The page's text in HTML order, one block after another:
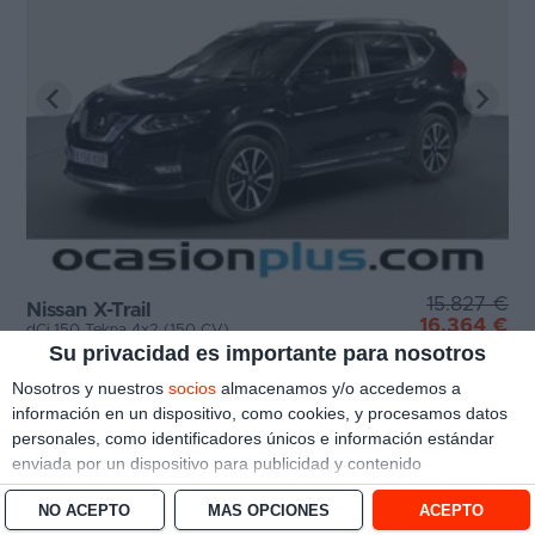
Su privacidad es importante para nosotros
Nosotros y nuestros socios almacenamos y/o accedemos a
información en un dispositivo, como cookies, y procesamos datos
personales, como identificadores únicos e información estándar
enviada por un dispositivo para publicidad y contenido
personalizado, medición de publicidad y contenido, investigación
de audiencia y desarrollo de servicios. Con su permiso, nosotros y
MÁS OPCIONES
NO ACEPTO ACEPTO
Nissan X-Trail
dCi 150 Tekna 4x2 (150 CV)
15.827 €
16.364 €
150 CV
Ver oferta